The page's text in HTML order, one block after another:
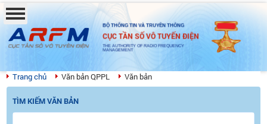
BỘ THÔNG TIN VÀ TRUYỀN THÔNG
CỤC TẦN SỐ VÔ TUYẾN ĐIỆN
THE AUTHORITY OF RADIO FREQUENCY
MANAGEMENT
Trang chủ Văn bản QPPL Văn bản
TÌM KIẾM VĂN BẢN